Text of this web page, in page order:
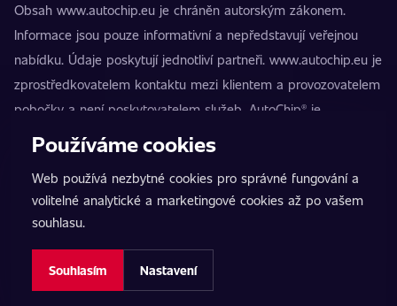
Obsah www.autochip.eu je chráněn autorským zákonem.
Informace jsou pouze informativní a nepředstavují veřejnou
nabídku. Údaje poskytují jednotliví partneři. www.autochip.eu je
zprostředkovatelem kontaktu mezi klientem a provozovatelem
pobočky a není poskytovatelem služeb. AutoChip® je
registrovaná ochranná známka Petra Kučery. Úpravy, které
nezpůsobilosti vozidla k provozu na pozemních komunikacích.
Přesné informace poskytuje vždy konkrétní provozovatel
pobočky.
Nastavení cookies
Používáme cookies
Web používá nezbytné cookies pro správné fungování a
volitelné analytické a marketingové cookies až po vašem
souhlasu.
Souhlasím Nastavení